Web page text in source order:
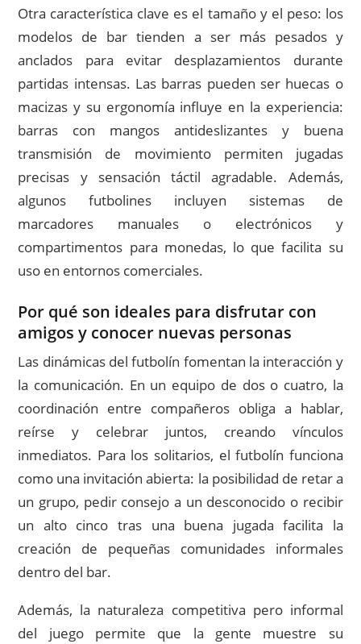
Otra característica clave es el tamaño y el peso: los
modelos de bar tienden a ser más pesados y
anclados para evitar desplazamientos durante
partidas intensas. Las barras pueden ser huecas o
macizas y su ergonomía influye en la experiencia:
barras con mangos antideslizantes y buena
transmisión de movimiento permiten jugadas
precisas y sensación táctil agradable. Además,
algunos futbolines incluyen sistemas de
marcadores manuales o electrónicos y
compartimentos para monedas, lo que facilita su
uso en entornos comerciales.
Por qué son ideales para disfrutar con
amigos y conocer nuevas personas
Las dinámicas del futbolín fomentan la interacción y
la comunicación. En un equipo de dos o cuatro, la
coordinación entre compañeros obliga a hablar,
reírse y celebrar juntos, creando vínculos
inmediatos. Para los solitarios, el futbolín funciona
como una invitación abierta: la posibilidad de retar a
un grupo, pedir consejo a un desconocido o recibir
un alto cinco tras una buena jugada facilita la
creación de pequeñas comunidades informales
dentro del bar.
Además, la naturaleza competitiva pero informal
del juego permite que la gente muestre su